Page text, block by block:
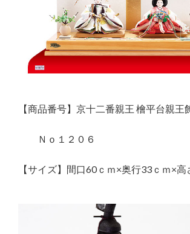
【商品番号】京十二番親王 檜平台親王
Ｎｏ１２０６
【サイズ】間口60ｃｍ×奥行33ｃｍ×高